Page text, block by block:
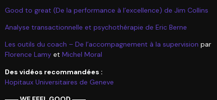
Good to great (De la performance à l’excellence) de Jim Collins
Analyse transactionnelle et psychothérapie de Eric Berne
Les outils du coach – De l’accompagnement à la supervision par
Florence Lamy et Michel Moral
Des vidéos recommandées :
Hopitaux Universitaires de Geneve